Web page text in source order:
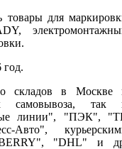
товары для
год.
со складов в Москве
самовывоза, так
линии", "ПЭК",
Авто",
"DHL" и